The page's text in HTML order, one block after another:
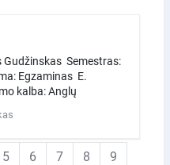
Semestras:
Egzaminas E.
kalba: Anglų
55 puslapis
6 6 puslapis
77 puslapis
8 8 puslapis
9